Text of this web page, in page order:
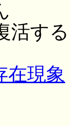
活す
在現象